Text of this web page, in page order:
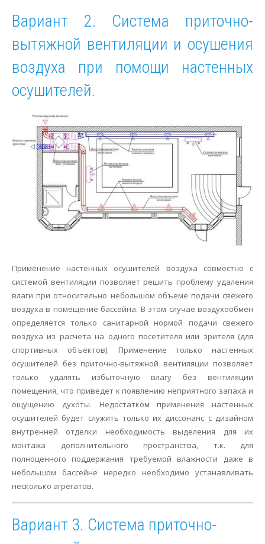
Вариант 2. Система приточно-
вытяжной вентиляции и осушения
воздуха при помощи настенных
осушителей.
Применение настенных осушителей воздуха совместно с
системой вентиляции позволяет решить проблему удаления
влаги при относительно небольшом объеме подачи свежего
воздуха в помещение бассейна. В этом случае воздухообмен
определяется только санитарной нормой подачи свежего
воздуха из расчета на одного посетителя или зрителя (для
спортивных объектов). Применение только настенных
осушителей без приточно-вытяжной вентиляции позволяет
только удалять избыточную влагу без вентиляции
помещения, что приведет к появлению неприятного запаха и
ощущению духоты. Недостатком применения настенных
осушителей будет служить только их диссонанс с дизайном
внутренней отделки необходимость выделения для их
монтажа дополнительного пространства, т.к. для
полноценного поддержания требуемой влажности даже в
небольшом бассейне нередко необходимо устанавливать
несколько агрегатов.
Вариант 3. Система приточно-